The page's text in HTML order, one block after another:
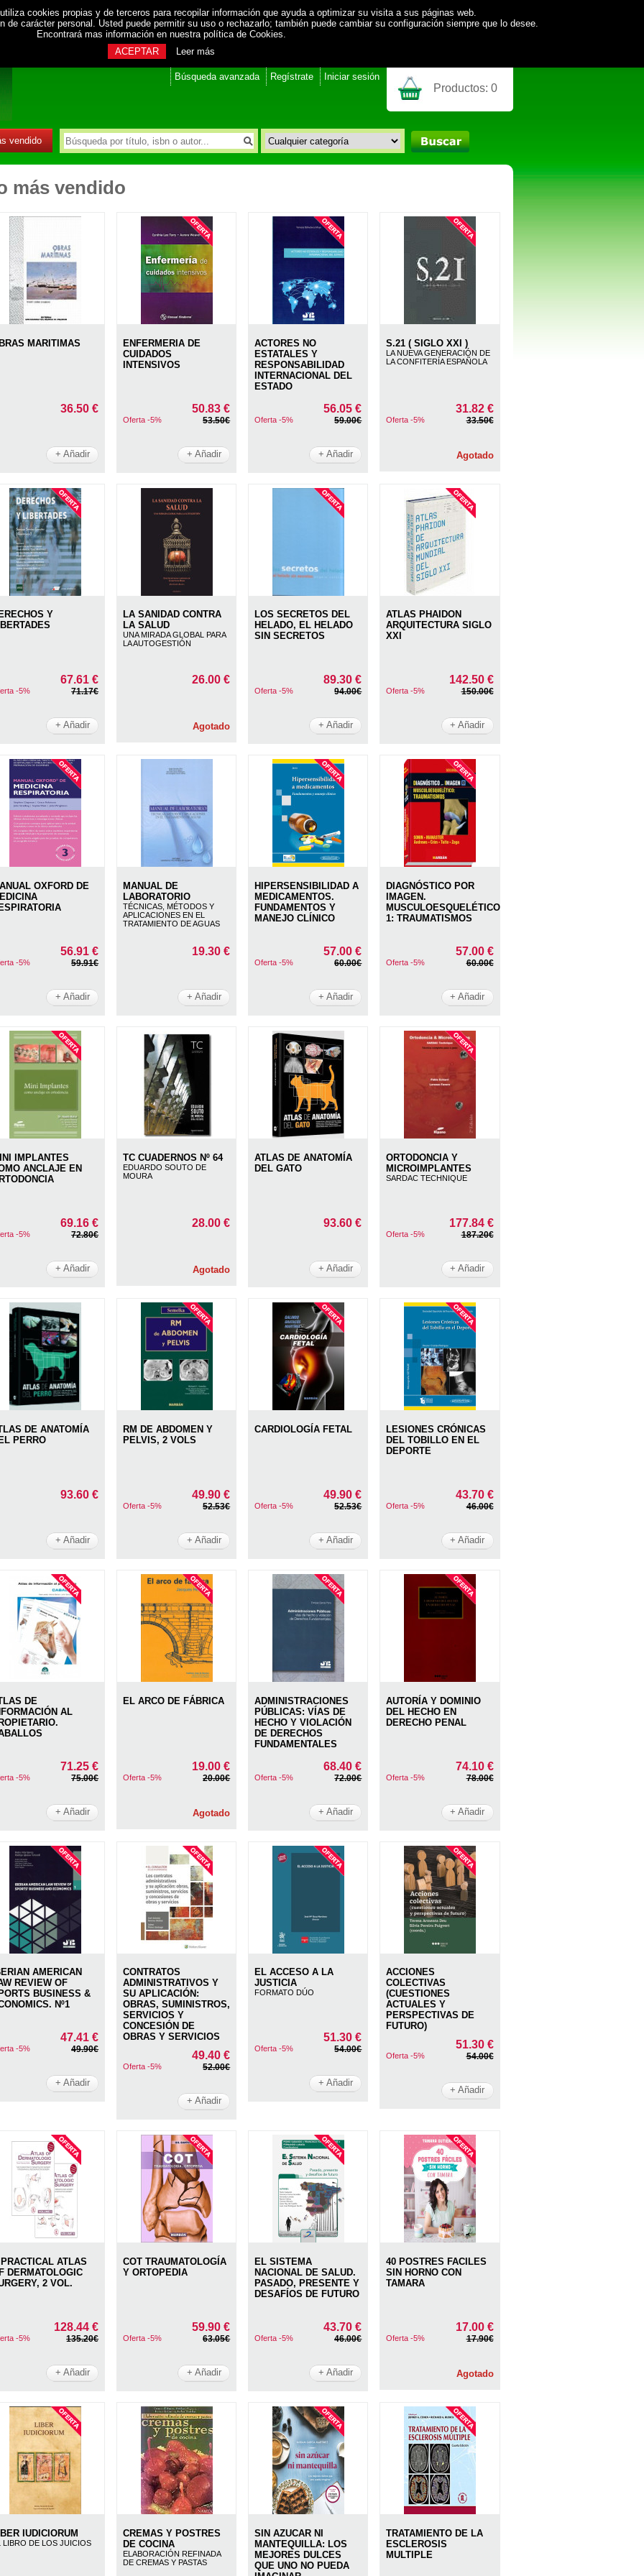
cookies propias y de terceros para recopilar información que ayuda a optimizar su visita a sus páginas web.
carácter personal. Usted puede permitir su uso o rechazarlo; también puede cambiar su configuración siempre que lo desee.
Encontrará mas información en nuestra política de Cookies.
ACEPTAR
Leer más
Búsqueda avanzada Regístrate Iniciar sesión
Productos: 0
vendido
más vendido
MARITIMAS
36.50 €
+ Añadir
ENFERMERIA DE
CUIDADOS
INTENSIVOS
50.83 €
Oferta -5% 53.50€
+ Añadir
ACTORES NO
ESTATALES Y
RESPONSABILIDAD
INTERNACIONAL DEL
ESTADO
56.05 €
Oferta -5% 59.00€
+ Añadir
S.21 ( SIGLO XXI )
LA NUEVA GENERACIÓN DE
LA CONFITERÍA ESPAÑOLA
31.82 €
Oferta -5% 33.50€
Agotado
Y
67.61 €
-5% 71.17€
+ Añadir
LA SANIDAD CONTRA
LA SALUD
UNA MIRADA GLOBAL PARA
LA AUTOGESTIÓN
26.00 €
Agotado
LOS SECRETOS DEL
HELADO, EL HELADO
SIN SECRETOS
89.30 €
Oferta -5% 94.00€
+ Añadir
ATLAS PHAIDON
ARQUITECTURA SIGLO
XXI
142.50 €
Oferta -5% 150.00€
+ Añadir
OXFORD DE
56.91 €
-5% 59.91€
+ Añadir
MANUAL DE
LABORATORIO
TÉCNICAS, MÉTODOS Y
APLICACIONES EN EL
TRATAMIENTO DE AGUAS
19.30 €
+ Añadir
HIPERSENSIBILIDAD A
MEDICAMENTOS.
FUNDAMENTOS Y
MANEJO CLÍNICO
57.00 €
Oferta -5% 60.00€
+ Añadir
DIAGNÓSTICO POR
IMAGEN.
MUSCULOESQUELÉTICO
1: TRAUMATISMOS
57.00 €
Oferta -5% 60.00€
+ Añadir
IMPLANTES
ANCLAJE EN
69.16 €
-5% 72.80€
+ Añadir
TC CUADERNOS Nº 64
EDUARDO SOUTO DE
MOURA
28.00 €
Agotado
ATLAS DE ANATOMÍA
DEL GATO
93.60 €
+ Añadir
ORTODONCIA Y
MICROIMPLANTES
SARDAC TECHNIQUE
177.84 €
Oferta -5% 187.20€
+ Añadir
DE ANATOMÍA
PERRO
93.60 €
+ Añadir
RM DE ABDOMEN Y
PELVIS, 2 VOLS
49.90 €
Oferta -5% 52.53€
+ Añadir
CARDIOLOGÍA FETAL
49.90 €
Oferta -5% 52.53€
+ Añadir
LESIONES CRÓNICAS
DEL TOBILLO EN EL
DEPORTE
43.70 €
Oferta -5% 46.00€
+ Añadir
DE
AL
71.25 €
-5% 75.00€
+ Añadir
EL ARCO DE FÁBRICA
19.00 €
Oferta -5% 20.00€
Agotado
ADMINISTRACIONES
PÚBLICAS: VÍAS DE
HECHO Y VIOLACIÓN
DE DERECHOS
FUNDAMENTALES
68.40 €
Oferta -5% 72.00€
+ Añadir
AUTORÍA Y DOMINIO
DEL HECHO EN
DERECHO PENAL
74.10 €
Oferta -5% 78.00€
+ Añadir
AMERICAN
REVIEW OF
BUSINESS &
Nº1
47.41 €
-5% 49.90€
+ Añadir
CONTRATOS
ADMINISTRATIVOS Y
SU APLICACIÓN:
OBRAS, SUMINISTROS,
SERVICIOS Y
CONCESIÓN DE
OBRAS Y SERVICIOS
49.40 €
Oferta -5% 52.00€
+ Añadir
EL ACCESO A LA
JUSTICIA
FORMATO DÚO
51.30 €
Oferta -5% 54.00€
+ Añadir
ACCIONES
COLECTIVAS
(CUESTIONES
ACTUALES Y
PERSPECTIVAS DE
FUTURO)
51.30 €
Oferta -5% 54.00€
+ Añadir
ATLAS
DERMATOLOGIC
2 VOL.
128.44 €
-5% 135.20€
+ Añadir
COT TRAUMATOLOGÍA
Y ORTOPEDIA
59.90 €
Oferta -5% 63.05€
+ Añadir
EL SISTEMA
NACIONAL DE SALUD.
PASADO, PRESENTE Y
DESAFÍOS DE FUTURO
43.70 €
Oferta -5% 46.00€
+ Añadir
40 POSTRES FACILES
SIN HORNO CON
TAMARA
17.00 €
Oferta -5% 17.90€
Agotado
IUDICIORUM
LIBRO DE LOS JUICIOS
CREMAS Y POSTRES
DE COCINA
ELABORACIÓN REFINADA
DE CREMAS Y PASTAS
SIN AZUCAR NI
MANTEQUILLA: LOS
MEJORES DULCES
QUE UNO NO PUEDA
TRATAMIENTO DE LA
ESCLEROSIS
MULTIPLE